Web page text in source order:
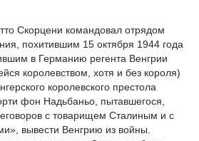
Скорцени командовал отрядом
похитившим 15 октября 1944 года
в Германию регента Венгрии
королевством, хотя и без короля)
королевского престола
фон Надьбаньо, пытавшегося,
с товарищем Сталиным и с
вывести Венгрию из войны.